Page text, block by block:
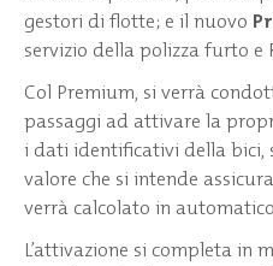
gestori di flotte; e il nuovo
servizio della polizza furto e
Col Premium, si verrà
passaggi ad attivare la
i dati identificativi della bici,
valore che si intende
verrà calcolato in
L’attivazione si completa in